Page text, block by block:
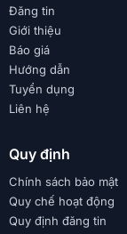
Đăng tin
Giới thiệu
Báo giá
Hướng dẫn
Tuyển dụng
Liên hệ
Quy định
Chính sách bảo mật
Quy chế hoạt động
Quy định đăng tin